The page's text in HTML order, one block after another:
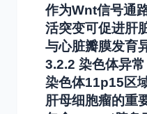
作为Wnt信号通
活突变可促进肝
与心脏瓣膜发育
3.2.2 染色体异常
染色体11p15区
肝母细胞瘤的重